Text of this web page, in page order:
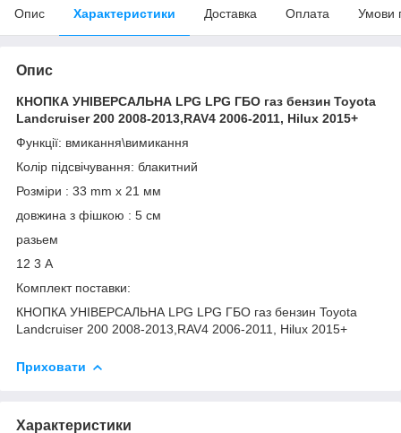
Опис Характеристики Доставка Оплата Умови
Опис
КНОПКА УНІВЕРСАЛЬНА LPG LPG ГБО газ бензин Toyota
Landcruiser 200 2008-2013,RAV4 2006-2011, Hilux 2015+
Функції: вмикання\вимикання
Колір підсвічування: блакитний
Розміри : 33 mm x 21 мм
довжина з фішкою : 5 см
разьем
12 3 А
Комплект поставки:
КНОПКА УНІВЕРСАЛЬНА LPG LPG ГБО газ бензин Toyota
Landcruiser 200 2008-2013,RAV4 2006-2011, Hilux 2015+
Приховати
Характеристики